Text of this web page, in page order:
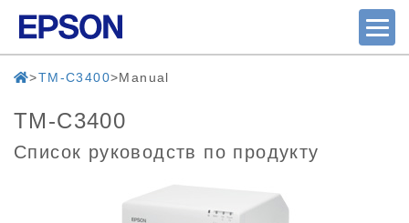
TM-C3400 Manual
TM-C3400
Список руководств по продукту